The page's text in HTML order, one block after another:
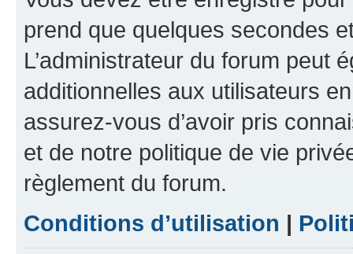
prend que quelques secondes
L’administrateur du forum peut
additionnelles aux utilisateurs
assurez-vous d’avoir pris
et de notre politique de vie
règlement du forum.
Conditions d’utilisation |